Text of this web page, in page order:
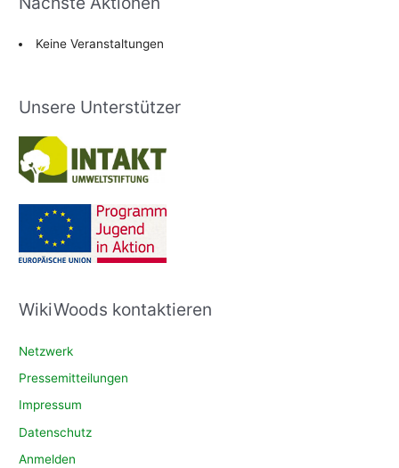
Keine Veranstaltungen
Unsere Unterstützer
WikiWoods kontaktieren
Netzwerk
Pressemitteilungen
Impressum
Datenschutz
Anmelden